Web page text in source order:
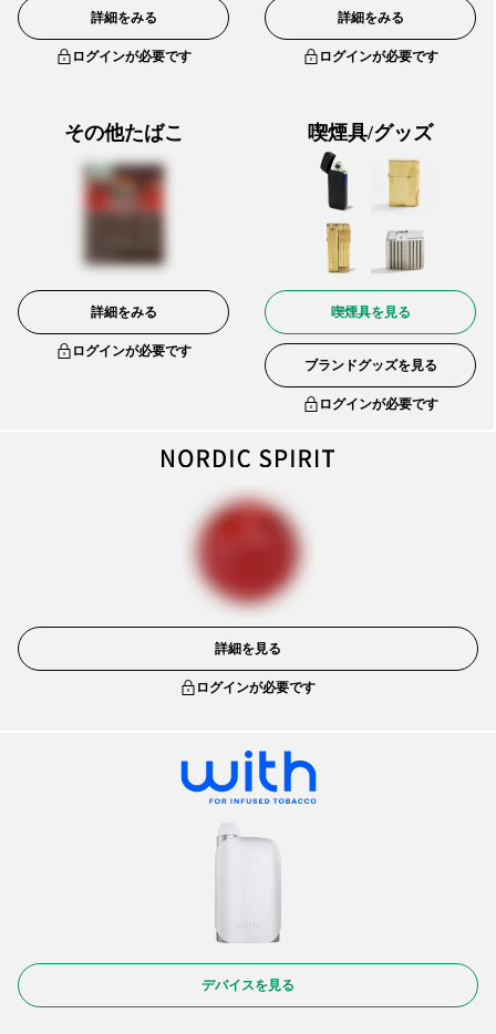
詳細をみる
ログインが必要です
詳細をみる
ログインが必要です
その他たばこ
詳細をみる
ログインが必要です
喫煙具/グッズ
喫煙具を見る
ブランドグッズを見る
ログインが必要です
詳細を見る
ログインが必要です
デバイスを見る